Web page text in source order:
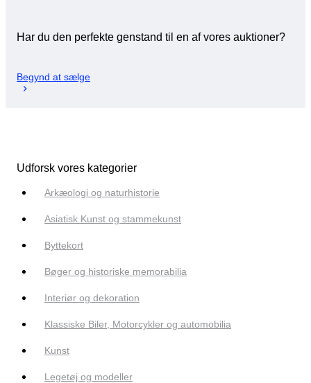
Har du den perfekte genstand til en af vores auktioner?
Begynd at sælge
Udforsk vores kategorier
Arkæologi og naturhistorie
Asiatisk Kunst og stammekunst
Byttekort
Bøger og historiske memorabilia
Interiør og dekoration
Klassiske Biler, Motorcykler og automobilia
Kunst
Legetøj og modeller